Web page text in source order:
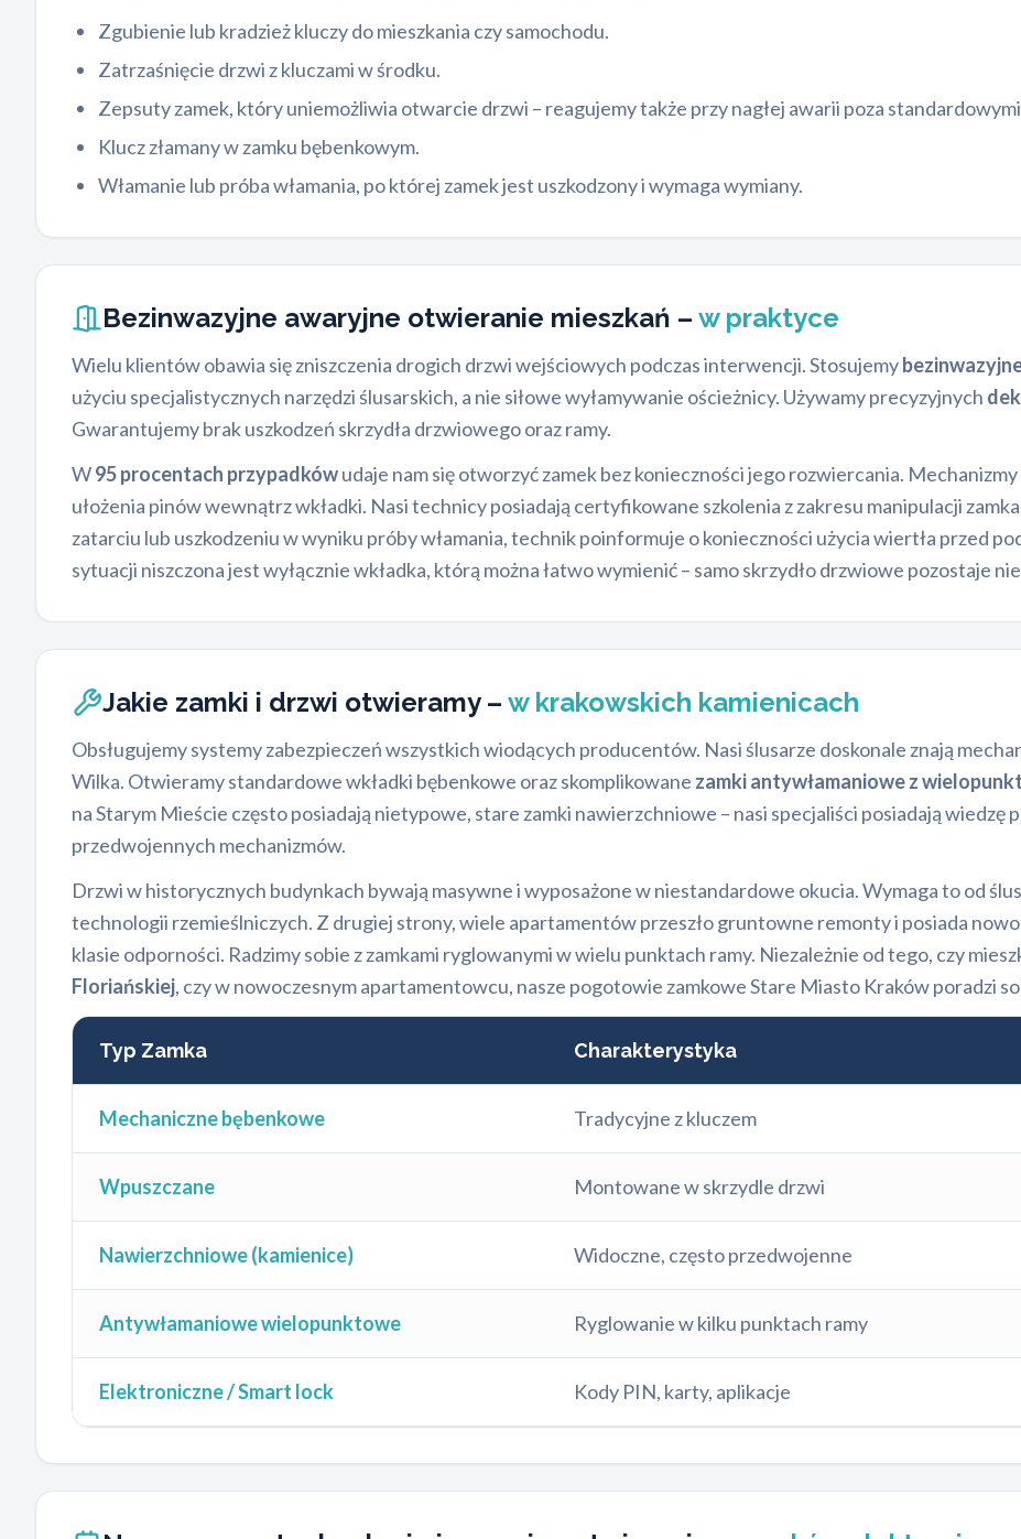
Zgubienie lub kradzież kluczy do mieszkania czy samochodu.
Zatrzaśnięcie drzwi z kluczami w środku.
Zepsuty zamek, który uniemożliwia otwarcie drzwi – reagujemy także przy nagłej awarii poza
Klucz złamany w zamku bębenkowym.
Włamanie lub próba włamania, po której zamek jest uszkodzony i wymaga wymiany.
Bezinwazyjne awaryjne otwieranie mieszkań – w praktyce
Wielu klientów obawia się zniszczenia drogich drzwi wejściowych podczas interwencji. Stosujemy
użyciu specjalistycznych narzędzi ślusarskich, a nie siłowe wyłamywanie ościeżnicy. Używamy precyzyjnych
Gwarantujemy brak uszkodzeń skrzydła drzwiowego oraz ramy.
W95 procentach przypadkówudaje nam się otworzyć zamek bez konieczności jego rozwiercania.
ułożenia pinów wewnątrz wkładki. Nasi technicy posiadają certyfikowane szkolenia z zakresu manipulacji
zatarciu lub uszkodzeniu w wyniku próby włamania, technik poinformuje o konieczności użycia wiertła przed
sytuacji niszczona jest wyłącznie wkładka, którą można łatwo wymienić – samo skrzydło drzwiowe pozostaje
Jakie zamki i drzwi otwieramy – w krakowskich kamienicach
Obsługujemy systemy zabezpieczeń wszystkich wiodących producentów. Nasi ślusarze doskonale znają
Wilka. Otwieramy standardowe wkładki bębenkowe oraz skomplikowane zamki antywłamaniowe z
na Starym Mieście często posiadają nietypowe, stare zamki nawierzchniowe – nasi specjaliści posiadają
przedwojennych mechanizmów.
Drzwi w historycznych budynkach bywają masywne i wyposażone w niestandardowe okucia. Wymaga to od
technologii rzemieślniczych. Z drugiej strony, wiele apartamentów przeszło gruntowne remonty i posiada
klasie odporności. Radzimy sobie z zamkami ryglowanymi w wielu punktach ramy. Niezależnie od tego, czy
Floriańskiej, czy w nowoczesnym apartamentowcu, nasze pogotowie zamkowe Stare Miasto Kraków poradzi
Typ Zamka Charakterystyka
Mechaniczne bębenkowe Tradycyjne z kluczem
Wpuszczane Montowane w skrzydle drzwi
Nawierzchniowe (kamienice) Widoczne, często przedwojenne
Antywłamaniowe wielopunktowe Ryglowanie w kilku punktach ramy
Elektroniczne / Smart lock Kody PIN, karty, aplikacje